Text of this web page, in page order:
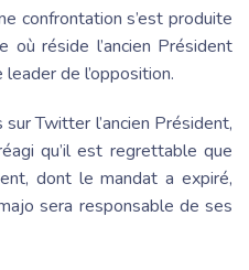
confrontation s’est produite
où réside l’ancien Président
de l’opposition.
Twitter l’ancien Président,
qu’il est regrettable que
dont le mandat a expiré,
sera responsable de ses